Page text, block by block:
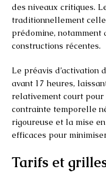
des niveaux critiques.
traditionnellement
prédomine, notamment
constructions récentes.
Le préavis d’activation
avant 17 heures,
relativement court
contrainte temporelle
rigoureuse et la mise
efficaces pour
Tarifs et